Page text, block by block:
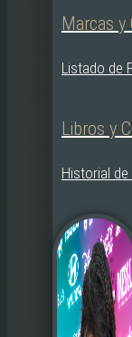
Marcas y
Listado de
Libros y
Historial